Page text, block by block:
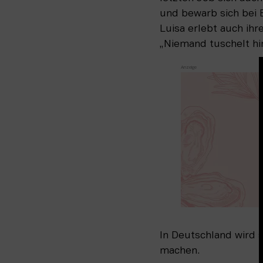
und bewarb sich bei
Luisa erlebt auch
„Niemand tuschelt
In Deutschland wird
machen.